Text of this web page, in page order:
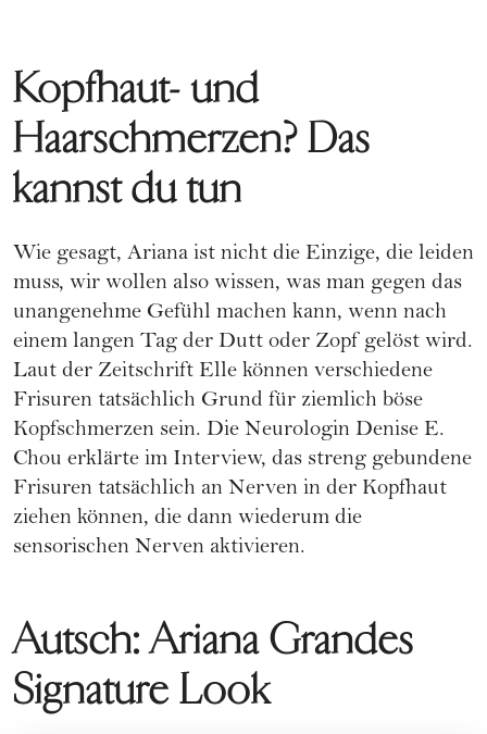
Kopfhaut- und
Haarschmerzen? Das
kannst du tun
Wie gesagt, Ariana ist nicht die Einzige, die leiden
muss, wir wollen also wissen, was man gegen das
unangenehme Gefühl machen kann, wenn nach
einem langen Tag der Dutt oder Zopf gelöst wird.
Laut der Zeitschrift Elle können verschiedene
Frisuren tatsächlich Grund für ziemlich böse
Kopfschmerzen sein. Die Neurologin Denise E.
Chou erklärte im Interview, das streng gebundene
Frisuren tatsächlich an Nerven in der Kopfhaut
ziehen können, die dann wiederum die
sensorischen Nerven aktivieren.
Autsch: Ariana Grandes
Signature Look